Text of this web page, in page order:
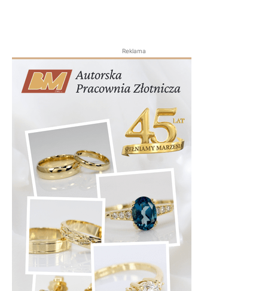
Reklama